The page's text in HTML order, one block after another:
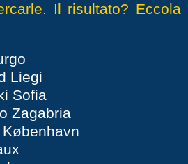
Il risultato? Eccola
Liegi
Sofia
Zagabria
København